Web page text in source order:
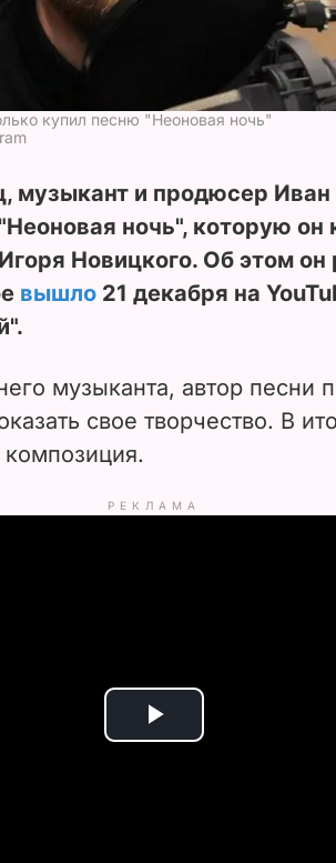
купил песню "Неоновая ночь"
музыкант и продюсер
ночь", которую он
Новицкого. Об этом он
вышло 21 декабря на
музыканта, автор песни
свое творчество. В
РЕКЛАМА
P